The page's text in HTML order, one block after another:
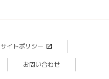
サイトポリシー
お問い合わせ